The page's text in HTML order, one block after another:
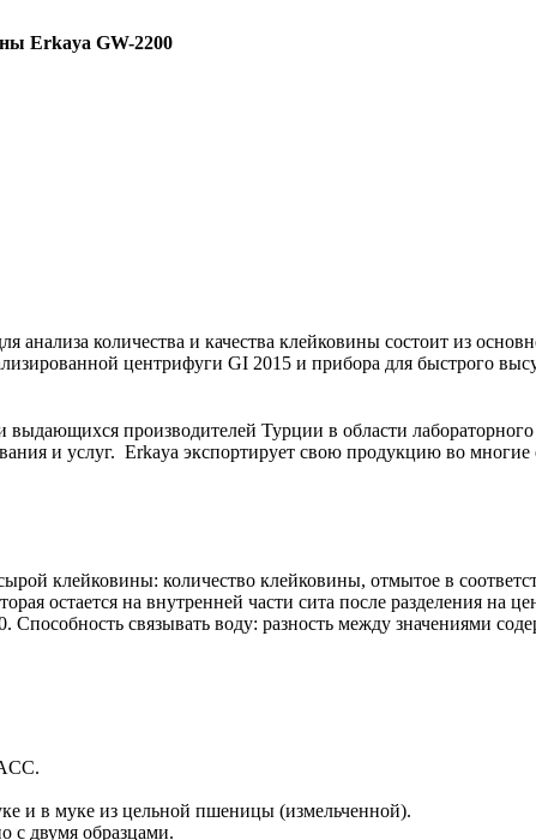
Erkaya GW-2200
анализа количества и качества клейковины состоит из
центрифуги GI 2015 и прибора для быстрого
выдающихся производителей Турции в области
и услуг. Erkaya экспортирует свою продукцию во многие
клейковины: количество клейковины, отмытое в
остается на внутренней части сита после разделения
связывать воду: разность между значениями
и в муке из цельной пшеницы (измельченной).
с двумя образцами.